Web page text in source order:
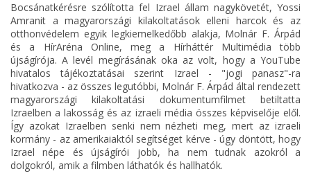
Bocsánatkérésre szólította fel Izrael állam nagykövetét, Yossi
Amranit a magyarországi kilakoltatások elleni harcok és az
otthonvédelem egyik legkiemelkedőbb alakja, Molnár F. Árpád
és a HírAréna Online, meg a Hírháttér Multimédia több
újságírója. A levél megírásának oka az volt, hogy a YouTube
hivatalos tájékoztatásai szerint Izrael - "jogi panasz"-ra
hivatkozva - az összes legutóbbi, Molnár F. Árpád által rendezett
magyarországi kilakoltatási dokumentumfilmet betiltatta
Izraelben a lakosság és az izraeli média összes képviselője elől.
Így azokat Izraelben senki nem nézheti meg, mert az izraeli
kormány - az amerikaiaktól segítséget kérve - úgy döntött, hogy
Izrael népe és újságírói jobb, ha nem tudnak azokról a
dolgokról, amik a filmben láthatók és hallhatók.